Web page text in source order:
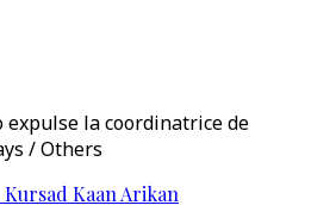
expulse la coordinatrice de
/ Others
Kursad Kaan Arikan